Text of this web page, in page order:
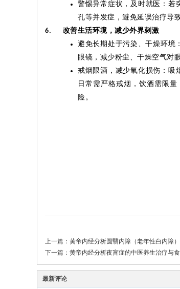
警惕异常症状，及时就医：若
孔等并发症，避免延误治疗导
6.
改善生活环境，减少外界刺激
避免长期处于污染、干燥环境
眼镜，减少粉尘、干燥空气对
戒烟限酒，减少氧化损伤：吸
日常需严格戒烟，饮酒需限
险。
上一篇： 黄帝内经分析圆翳内障（老年性白内障
下一篇： 黄帝内经分析夜盲症的中医养生治疗与
最新评论